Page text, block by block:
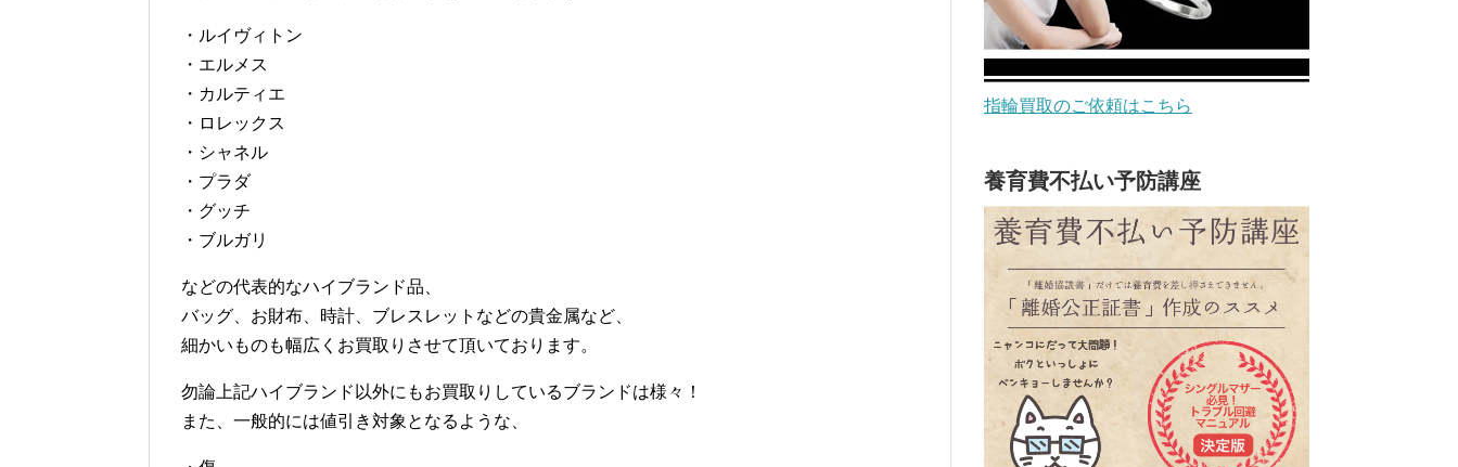
・ルイヴィトン
・エルメス
・カルティエ
・ロレックス
・シャネル
・プラダ
・グッチ
・ブルガリ
などの代表的なハイブランド品、
バッグ、お財布、時計、ブレスレットなどの貴金属など、
細かいものも幅広くお買取りさせて頂いております。
勿論上記ハイブランド以外にもお買取りしているブランドは様々！
また、一般的には値引き対象となるような、
指輪買取のご依頼はこちら
養育費不払い予防講座